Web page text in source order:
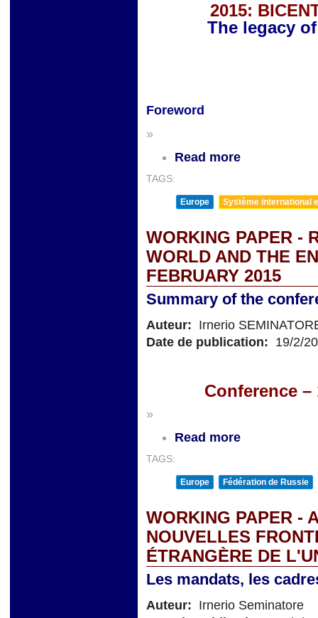
2015:
The legacy
Foreword
»
Read more
TAGS:
Europe Système international
WORKING PAPER -
WORLD AND THE
FEBRUARY 2015
Summary of the
Auteur: Irnerio
Date de publication: 19/2/
Conference –
»
Read more
TAGS:
Europe Fédération de Russie
WORKING PAPER -
NOUVELLES
ÉTRANGÈRE DE
Les mandats, les
Auteur: Irnerio Seminatore